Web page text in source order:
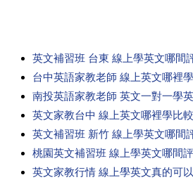
英文補習班 台東 線上學英文哪間
台中英語家教老師 線上英文哪裡
南投英語家教老師 英文一對一學
英文家教台中 線上英文哪裡學比
英文補習班 新竹 線上學英文哪間
桃園英文補習班 線上學英文哪間
英文家教行情 線上學英文真的可